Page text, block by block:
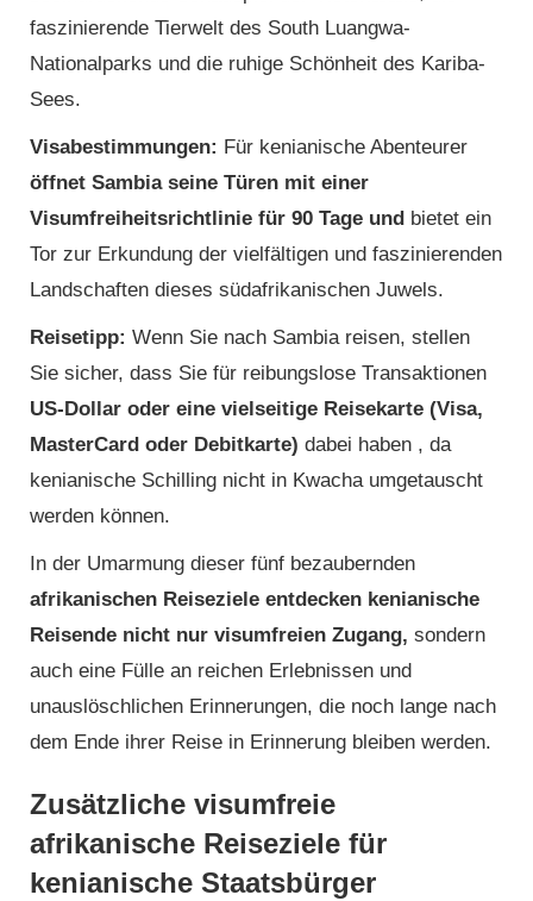
faszinierende Tierwelt des South Luangwa-
Nationalparks und die ruhige Schönheit des Kariba-
Sees.
Visabestimmungen: Für kenianische Abenteurer
öffnet Sambia seine Türen mit einer
Visumfreiheitsrichtlinie für 90 Tage und bietet ein
Tor zur Erkundung der vielfältigen und faszinierenden
Landschaften dieses südafrikanischen Juwels.
Reisetipp: Wenn Sie nach Sambia reisen, stellen
Sie sicher, dass Sie für reibungslose Transaktionen
US-Dollar oder eine vielseitige Reisekarte (Visa,
MasterCard oder Debitkarte) dabei haben , da
kenianische Schilling nicht in Kwacha umgetauscht
werden können.
In der Umarmung dieser fünf bezaubernden
afrikanischen Reiseziele entdecken kenianische
Reisende nicht nur visumfreien Zugang, sondern
auch eine Fülle an reichen Erlebnissen und
unauslöschlichen Erinnerungen, die noch lange nach
dem Ende ihrer Reise in Erinnerung bleiben werden.
Zusätzliche visumfreie
afrikanische Reiseziele für
kenianische Staatsbürger